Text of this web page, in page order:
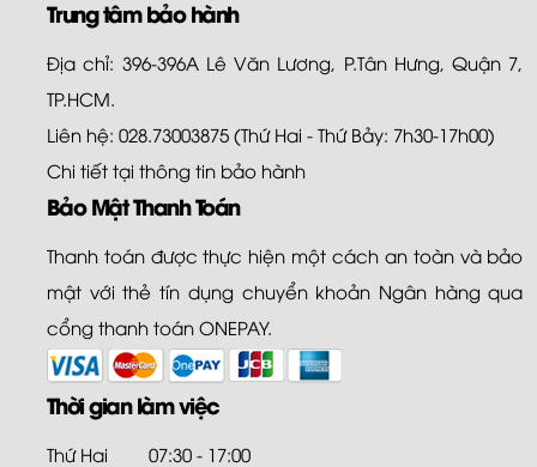
Trung tâm bảo hành
Địa chỉ: 396-396A Lê Văn Lương, P.Tân Hưng, Quận 7,
TP.HCM.
Liên hệ: 028.73003875 (Thứ Hai - Thứ Bảy: 7h30-17h00)
Chi tiết tại thông tin bảo hành
Bảo Mật Thanh Toán
Thanh toán được thực hiện một cách an toàn và bảo
mật với thẻ tín dụng chuyển khoản Ngân hàng qua
cổng thanh toán ONEPAY.
Thời gian làm việc
Thứ Hai
07:30 - 17:00